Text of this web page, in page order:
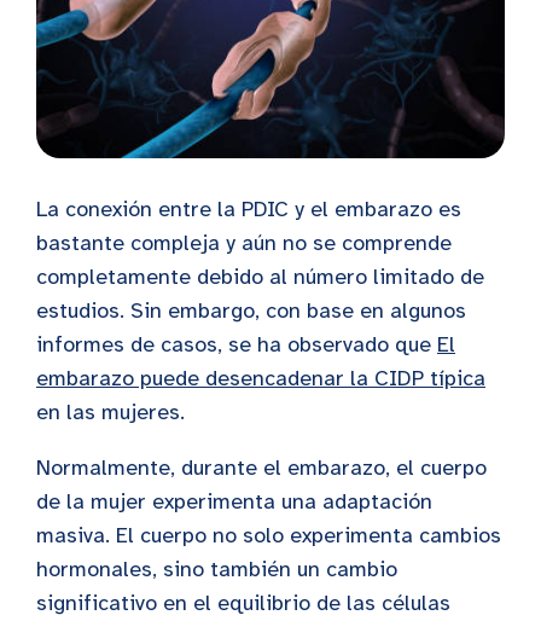
La conexión entre la PDIC y el embarazo es
bastante compleja y aún no se comprende
completamente debido al número limitado de
estudios. Sin embargo, con base en algunos
informes de casos, se ha observado que El
embarazo puede desencadenar la CIDP típica
en las mujeres.
Normalmente, durante el embarazo, el cuerpo
de la mujer experimenta una adaptación
masiva. El cuerpo no solo experimenta cambios
hormonales, sino también un cambio
significativo en el equilibrio de las células